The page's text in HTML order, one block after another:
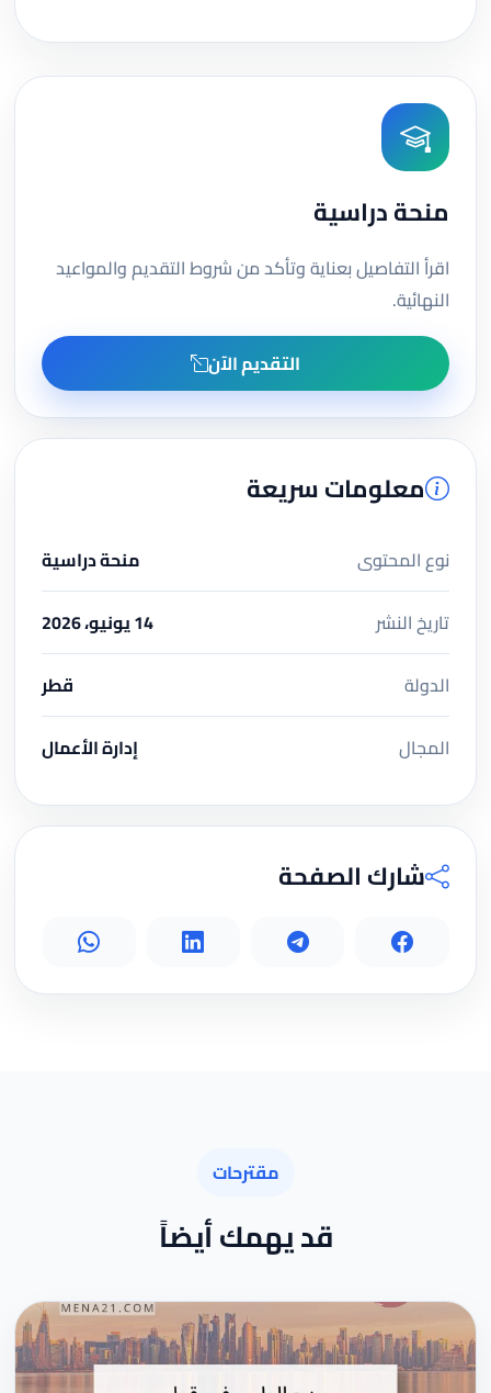
منحة دراسية
اقرأ التفاصيل بعناية وتأكد من شروط التقديم والمواعيد
النهائية.
التقديم الآن
معلومات سريعة
نوع المحتوى
منحة دراسية
تاريخ النشر
14 يونيو، 2026
الدولة
قطر
المجال
إدارة الأعمال
شارك الصفحة
مقترحات
قد يهمك أيضاً